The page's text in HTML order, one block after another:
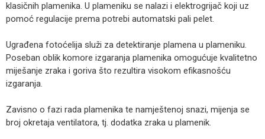
klasičnih plamenika. U plameniku se nalazi i elektrogrijač koji uz
pomoć regulacije prema potrebi automatski pali pelet.
Ugrađena fotoćelija služi za detektiranje plamena u plameniku.
Poseban oblik komore izgaranja plamenika omogućuje kvalitetno
miješanje zraka i goriva što rezultira visokom efikasnošću
izgaranja.
Zavisno o fazi rada plamenika te namještenoj snazi, mijenja se
broj okretaja ventilatora, tj. dodatka zraka u plamenik.